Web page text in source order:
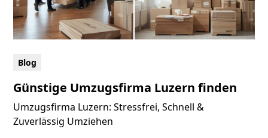
Blog
Günstige Umzugsfirma Luzern finden
Umzugsfirma Luzern: Stressfrei, Schnell &
Zuverlässig Umziehen